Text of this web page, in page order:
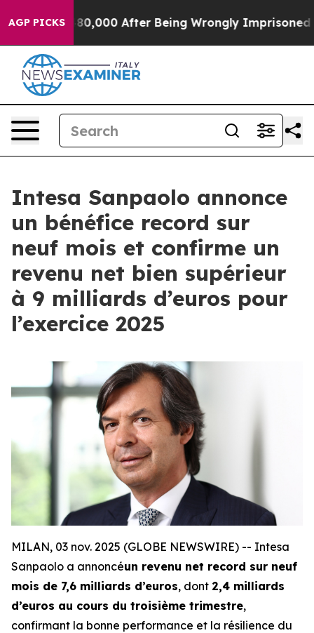
AGP PICKS
to $480,000 After Being Wrongly Imprisoned for 42
Intesa Sanpaolo annonce
un bénéfice record sur
neuf mois et confirme un
revenu net bien supérieur
à 9 milliards d’euros pour
l’exercice 2025
MILAN, 03 nov. 2025 (GLOBE NEWSWIRE) -- Intesa
Sanpaolo a annoncéun revenu net record sur neuf
mois de 7,6 milliards d’euros, dont 2,4 milliards
d’euros au cours du troisième trimestre,
confirmant la bonne performance et la résilience du